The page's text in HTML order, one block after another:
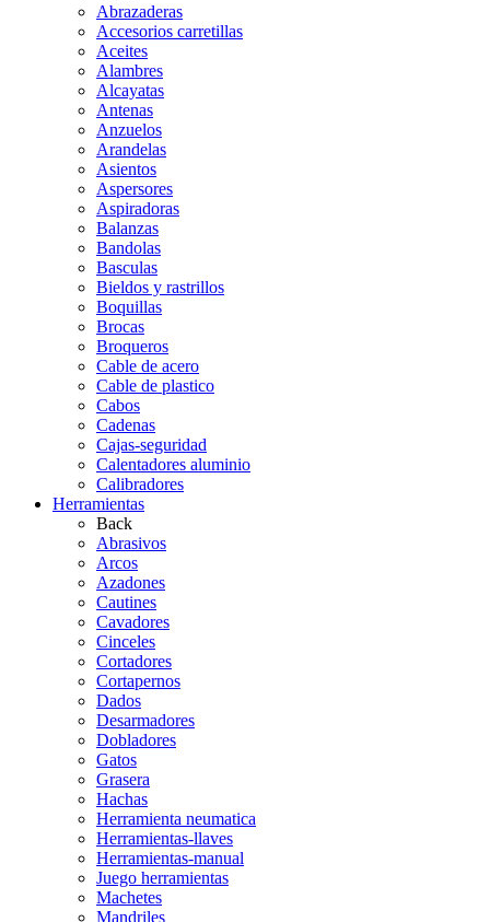
Abrazaderas
Accesorios carretillas
Aceites
Alambres
Alcayatas
Antenas
Anzuelos
Arandelas
Asientos
Aspersores
Aspiradoras
Balanzas
Bandolas
Basculas
Bieldos y rastrillos
Boquillas
Brocas
Broqueros
Cable de acero
Cable de plastico
Cabos
Cadenas
Cajas-seguridad
Calentadores aluminio
Calibradores
Herramientas
Back
Abrasivos
Arcos
Azadones
Cautines
Cavadores
Cinceles
Cortadores
Cortapernos
Dados
Desarmadores
Dobladores
Gatos
Grasera
Hachas
Herramienta neumatica
Herramientas-llaves
Herramientas-manual
Juego herramientas
Machetes
Mandriles